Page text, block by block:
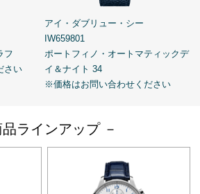
フ
さい
アイ・ダブリュー・シー
IW659801
ポートフィノ・オートマティックデ
イ＆ナイト 34
※価格はお問い合わせください
品ラインアップ －